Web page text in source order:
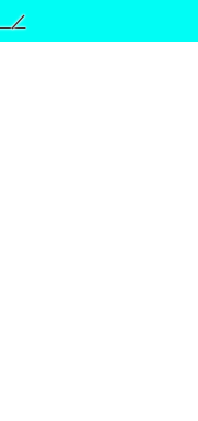
／